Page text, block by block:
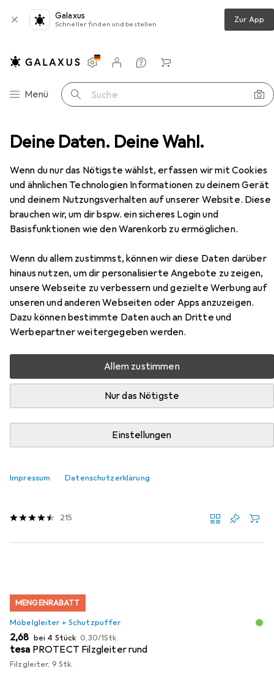
Deine Daten. Deine Wahl.
Wenn du nur das Nötigste wählst, erfassen wir mit Cookies
und ähnlichen Technologien Informationen zu deinem Gerät
und deinem Nutzungsverhalten auf unserer Website. Diese
brauchen wir, um dir bspw. ein sicheres Login und
Basisfunktionen wie den Warenkorb zu ermöglichen.
Wenn du allem zustimmst, können wir diese Daten darüber
hinaus nutzen, um dir personalisierte Angebote zu zeigen,
unsere Webseite zu verbessern und gezielte Werbung auf
unseren und anderen Webseiten oder Apps anzuzeigen.
Dazu können bestimmte Daten auch an Dritte und
Werbepartner weitergegeben werden.
Allem zustimmen
Nur das Nötigste
Einstellungen
Impressum Datenschutzerklärung
Galaxus
Schneller finden und bestellen Zur App
Navigation nach Kategorien
Menü Suche
Einstellungen
Kundenkonto
Vergleichslisten
Merklisten
Warenkorb
Wohnzimmer Regal Vicco Eckunterschrank R-Line
EUR
202,18
Vicco Eckunterschrank R-Line
86 x 60 x 81.60 cm
Zubehör für Vicco
Eckunterschrank R-Line
Hier findest du passendes Zubehör zum Produkt Vicco
Eckunterschrank R-Line aus der Kategorie Möbelgleiter +
Schutzpuffer.
Relevanz
tesaPROTECT Filzgleiter rund
215
MENGENRABATT
Möbelgleiter + Schutzpuffer
EUR
2,68 bei 4 Stück EUR
0,30/1Stk.
tesa PROTECT Filzgleiter rund
Filzgleiter, 9 Stk.